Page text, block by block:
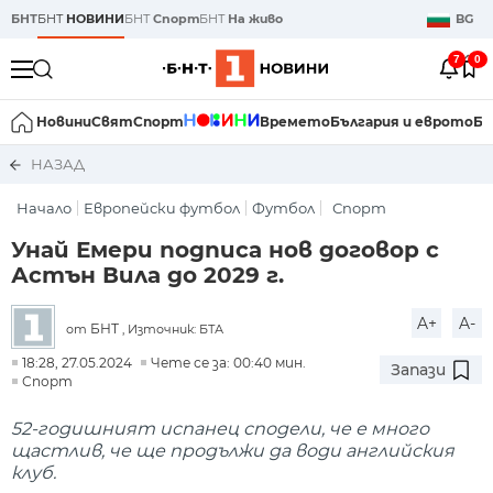
БНТБНТ НОВИНИБНТСпортБНТ На живо BG
7 0
НовиниСвятСпорт ВреметоБългария и еврото
НАЗАД
Начало Европейски футбол Футбол Спорт
Унай Емери подписа нов договор с
Астън Вила до 2029 г.
от БНТ , Източник: БТА A+ A-
18:28, 27.05.2024
Чете се за: 00:40 мин.
Спорт
Запази
52-годишният испанец сподели, че е много
щастлив, че ще продължи да води английския
клуб.